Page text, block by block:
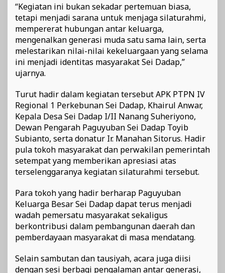
“Kegiatan ini bukan sekadar pertemuan biasa,
tetapi menjadi sarana untuk menjaga silaturahmi,
mempererat hubungan antar keluarga,
mengenalkan generasi muda satu sama lain, serta
melestarikan nilai-nilai kekeluargaan yang selama
ini menjadi identitas masyarakat Sei Dadap,”
ujarnya.
Turut hadir dalam kegiatan tersebut APK PTPN IV
Regional 1 Perkebunan Sei Dadap, Khairul Anwar,
Kepala Desa Sei Dadap I/II Nanang Suheriyono,
Dewan Pengarah Paguyuban Sei Dadap Toyib
Subianto, serta donatur Ir. Manahan Sitorus. Hadir
pula tokoh masyarakat dan perwakilan pemerintah
setempat yang memberikan apresiasi atas
terselenggaranya kegiatan silaturahmi tersebut.
Para tokoh yang hadir berharap Paguyuban
Keluarga Besar Sei Dadap dapat terus menjadi
wadah pemersatu masyarakat sekaligus
berkontribusi dalam pembangunan daerah dan
pemberdayaan masyarakat di masa mendatang.
Selain sambutan dan tausiyah, acara juga diisi
dengan sesi berbagi pengalaman antar generasi,